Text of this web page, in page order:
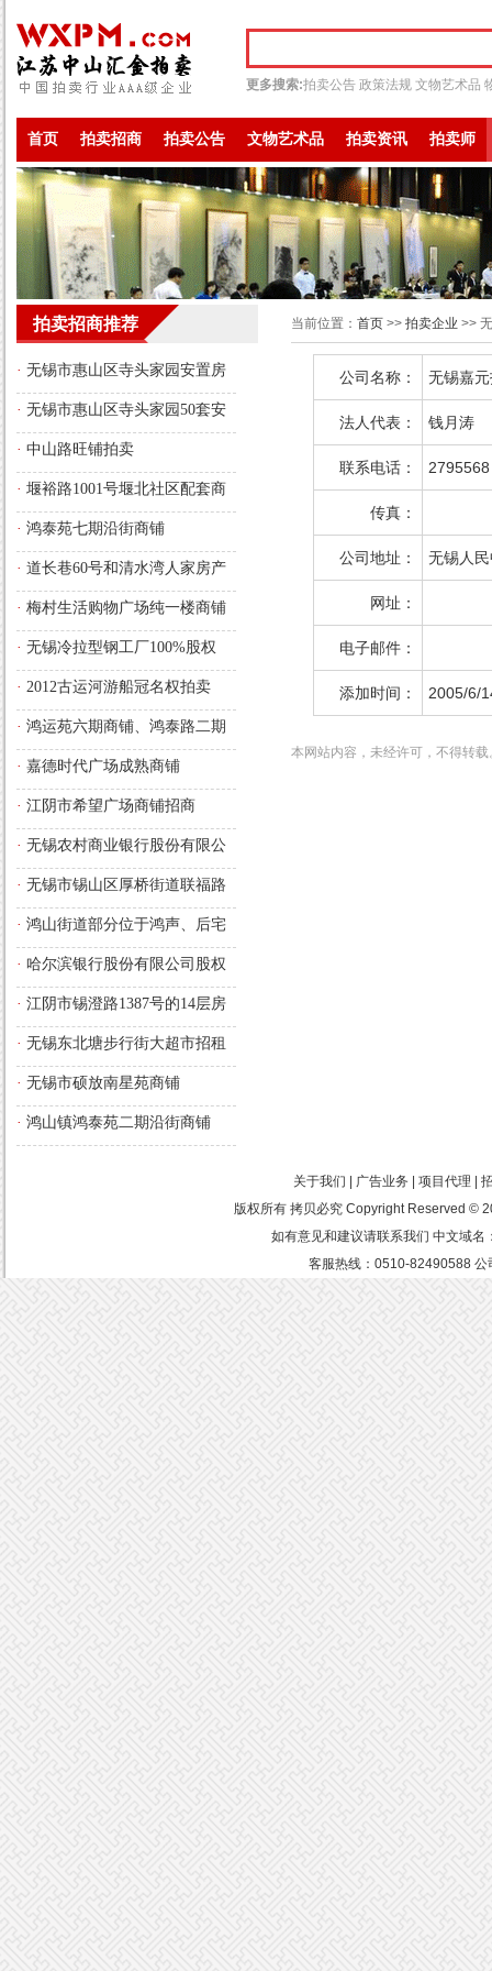
更多搜索:拍卖公告 政策法规 文物艺术品
首页 拍卖招商 拍卖公告 文物艺术品 拍卖资讯 拍卖师
拍卖招商推荐
· 无锡市惠山区寺头家园安置房
存量房源转性商品房的拍卖公告
· 无锡市惠山区寺头家园50套安
置房存量房源转性商品房的拍卖
公告
· 中山路旺铺拍卖
· 堰裕路1001号堰北社区配套商
铺的长期经营使用权
· 鸿泰苑七期沿街商铺
· 道长巷60号和清水湾人家房产
拍卖预告
· 梅村生活购物广场纯一楼商铺
· 无锡冷拉型钢工厂100%股权
· 2012古运河游船冠名权拍卖
· 鸿运苑六期商铺、鸿泰路二期
商铺
· 嘉德时代广场成熟商铺
· 江阴市希望广场商铺招商
· 无锡农村商业银行股份有限公
司法人股权
· 无锡市锡山区厚桥街道联福路
与厚嵩路交汇处，厚德苑B区西
面的部分商铺
· 鸿山街道部分位于鸿声、后宅
的沿街商铺长期经营使用权
· 哈尔滨银行股份有限公司股权
· 江阴市锡澄路1387号的14层房
屋
· 无锡东北塘步行街大超市招租
· 无锡市硕放南星苑商铺
· 鸿山镇鸿泰苑二期沿街商铺
当前位置： 首页 >> 拍卖企业 >>
公司名称： 无锡嘉
法人代表： 钱月涛
联系电话： 2795568
传真：
公司地址： 无锡人
网址：
电子邮件：
添加时间： 2005/6/
本网站内容，未经许可，不得转载
关于我们 | 广告业务 | 项目代理 |
版权所有 拷贝必究 Copyright Reserved ©
如有意见和建议请联系我们 中文域名
客服热线：0510-82490588 公